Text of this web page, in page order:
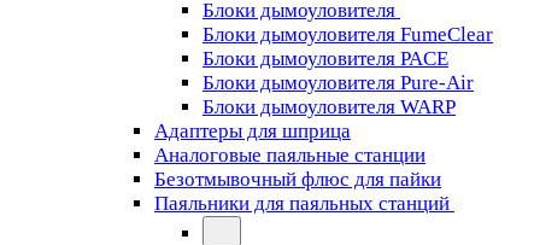
Блоки дымоуловителя
Блоки дымоуловителя FumeClear
Блоки дымоуловителя PACE
Блоки дымоуловителя Pure-Air
Блоки дымоуловителя WARP
Адаптеры для шприца
Аналоговые паяльные станции
Безотмывочный флюс для пайки
Паяльники для паяльных станций